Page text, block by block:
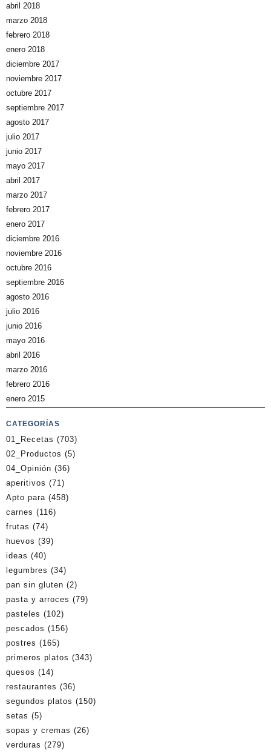
abril 2018
marzo 2018
febrero 2018
enero 2018
diciembre 2017
noviembre 2017
octubre 2017
septiembre 2017
agosto 2017
julio 2017
junio 2017
mayo 2017
abril 2017
marzo 2017
febrero 2017
enero 2017
diciembre 2016
noviembre 2016
octubre 2016
septiembre 2016
agosto 2016
julio 2016
junio 2016
mayo 2016
abril 2016
marzo 2016
febrero 2016
enero 2015
CATEGORÍAS
01_Recetas (703)
02_Productos (5)
04_Opinión (36)
aperitivos (71)
Apto para (458)
carnes (116)
frutas (74)
huevos (39)
ideas (40)
legumbres (34)
pan sin gluten (2)
pasta y arroces (79)
pasteles (102)
pescados (156)
postres (165)
primeros platos (343)
quesos (14)
restaurantes (36)
segundos platos (150)
setas (5)
sopas y cremas (26)
verduras (279)